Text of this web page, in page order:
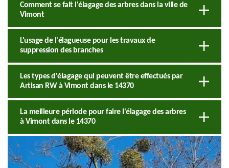
Comment se fait l'élagage des arbres dans la ville de
Vimont
L'usage de l'élagueuse pour les travaux de
suppression des branches
Les types d'élagage qui peuvent être effectués par
Artisan RW à Vimont dans le 14370
La meilleure période pour faire l'élagage des arbres
à Vimont dans le 14370